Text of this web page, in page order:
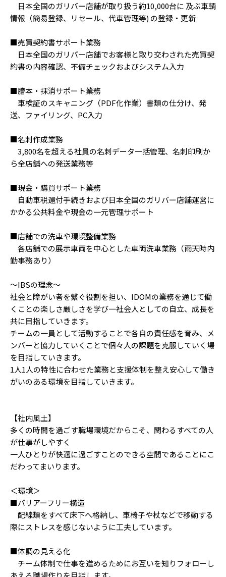
日本全国のガリバー店舗が取り扱う約10,000台に 及ぶ車輌
情報（簡易登録、リセール、代車管理等) の登録・更新
■売買契約書サポート業務
日本全国のガリバー店舗でお客様と取り交わされた売買契
約書の内容確認、不備チェックおよびシステム入力
■謄本・抹消サポート業務
車検証のスキャニング（PDF化作業）書類の仕分け、発
送、ファイリング、PC入力
■名刺作成業務
3,800名を超える社員の名刺データ一括管理、名刺印刷か
ら全店舗への発送業務等
■現金・購買サポート業務
自動車税還付手続きおよび日本全国のガリバー店舗運営に
かかる公共料金や現金の一元管理サポート
■店舗での洗車や環境整備業務
各店舗での展示車両を中心とした車両洗車業務（雨天時内
勤事務あり）
～IBSの理念～
社会と障がい者を繋ぐ役割を担い、IDOMの業務を通じて働
くことの楽しさ厳しさを学び一社会人としての自立、成長を
共に目指していきます。
チームの一員として活動することで各自の責任感を育み、メ
ンバーと協力していくことで個々人の課題を克服していく場
を目指していきます。
1人1人の特性に合わせた業務と支援体制を整え安心して働き
がいのある環境を目指していきます。
【社内風土】
多くの時間を過ごす職場環境だからこそ、関わるすべての人
が仕事がしやすく
一人ひとりが快適に過ごすことのできる空間であることにこ
だわってまいります。
＜環境＞
■バリアーフリー構造
配線類をすべて床下へ格納し、車椅子や杖などで移動する
際にストレスを感じないように工夫しています。
■体調の見える化
チーム体制で仕事を進めるためにお互いを知りフォローし